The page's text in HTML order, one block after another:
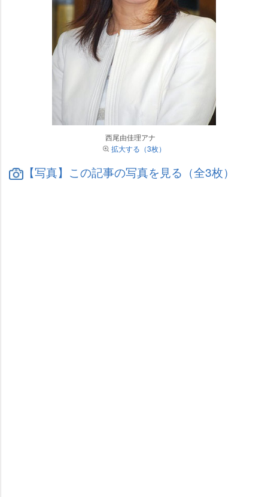
西尾由佳理アナ
拡大する（3枚）
【写真】この記事の写真を見る（全3枚）